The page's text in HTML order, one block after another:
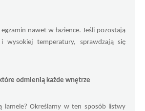
nawet w łazience. Jeśli pozostają
temperatury, sprawdzają się
odmienią każde wnętrze
lamele? Określamy w ten sposób listwy